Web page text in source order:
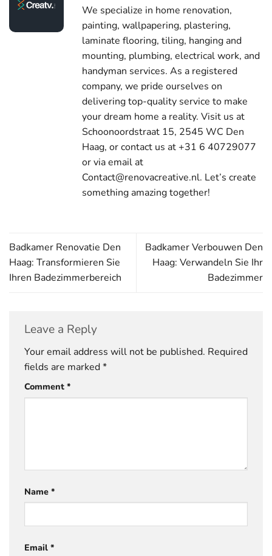
We specialize in home renovation,
painting, wallpapering, plastering,
laminate flooring, tiling, hanging and
mounting, plumbing, electrical work, and
handyman services. As a registered
company, we pride ourselves on
delivering top-quality service to make
your dream home a reality. Visit us at
Schoonoordstraat 15, 2545 WC Den
Haag, or contact us at +31 6 40729077
or via email at
Contact@renovacreative.nl. Let’s create
something amazing together!
Badkamer Renovatie Den
Haag: Transformieren Sie
Ihren Badezimmerbereich
Badkamer Verbouwen Den
Haag: Verwandeln Sie Ihr
Badezimmer
Leave a Reply
Your email address will not be published. Required
fields are marked*
Comment *
Name *
Email *